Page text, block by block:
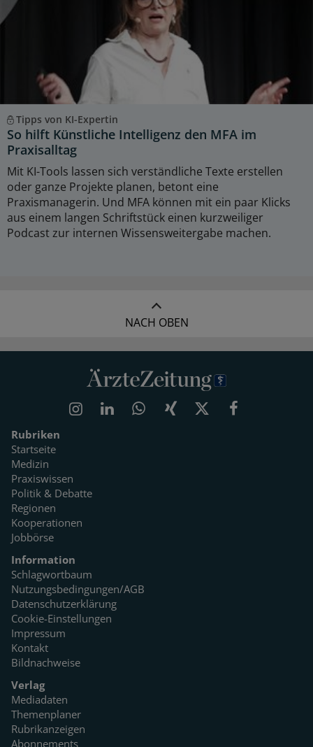
Tipps von KI-Expertin
So hilft Künstliche Intelligenz den MFA im
Praxisalltag
Mit KI-Tools lassen sich verständliche Texte erstellen
oder ganze Projekte planen, betont eine
Praxismanagerin. Und MFA können mit ein paar Klicks
aus einem langen Schriftstück einen kurzweiliger
Podcast zur internen Wissensweitergabe machen.
NACH OBEN
Rubriken
Startseite
Medizin
Praxiswissen
Politik & Debatte
Regionen
Kooperationen
Jobbörse
Information
Schlagwortbaum
Nutzungsbedingungen/AGB
Datenschutzerklärung
Cookie-Einstellungen
Impressum
Kontakt
Bildnachweise
Verlag
Mediadaten
Themenplaner
Rubrikanzeigen
Abonnements